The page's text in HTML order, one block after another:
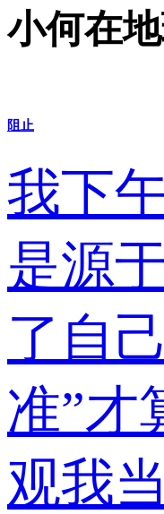
小何在
阻止
我下
是源
了自
准”才
观我